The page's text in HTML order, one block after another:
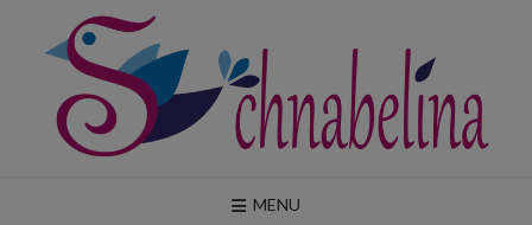
content
MENU